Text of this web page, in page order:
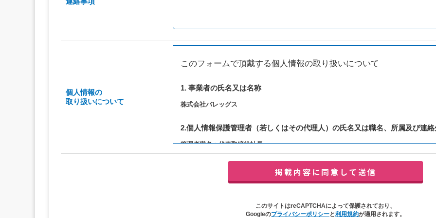
個人情報の
取り扱いについて
このフォームで頂戴する個人情報の取り扱いについて
1. 事業者の氏名又は名称
株式会社バレッグス
2.個人情報保護管理者（若しくはその代理人）の氏名又は職名、所属及び連絡
管理者職名：代表取締役社長
連絡先：privacy@balleggs.co.jp
（2）ご相談の対応（本人への連絡を含む）のため
（3）当サイトの各種サービスおよびサービスに関連した各種情報のメールによるご案内の
このサイトはreCAPTCHAによって保護されており、
Googleのプライバシーポリシーと利用規約が適用されます。